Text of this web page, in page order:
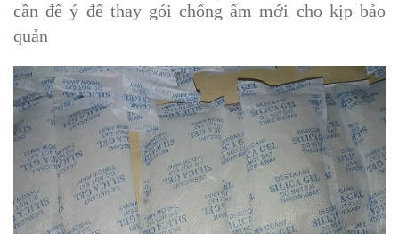
cần để ý để thay gói chống ẩm mới cho kịp bảo
quản